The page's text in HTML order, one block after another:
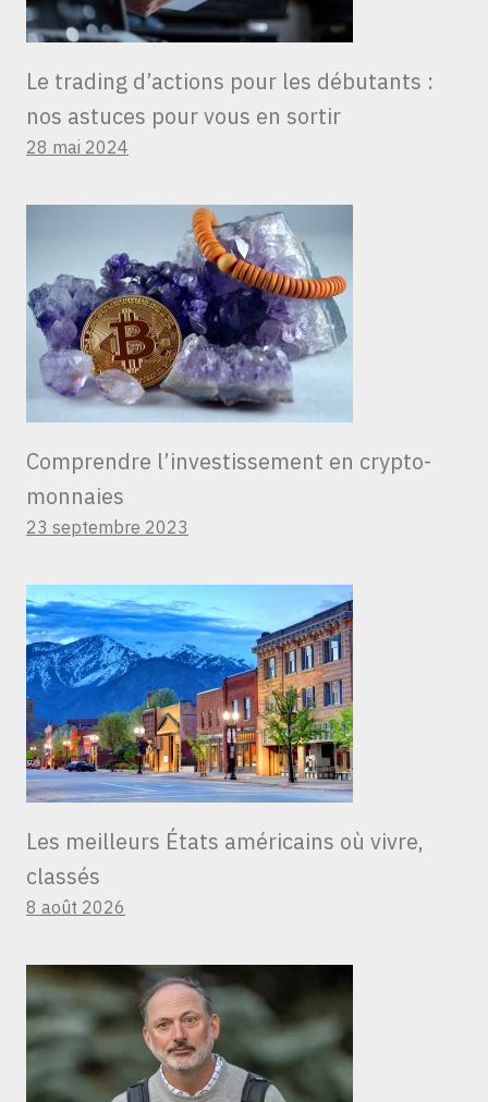
Le trading d’actions pour les débutants :
nos astuces pour vous en sortir
28 mai 2024
Comprendre l’investissement en crypto-
monnaies
23 septembre 2023
Les meilleurs États américains où vivre,
classés
8 août 2026